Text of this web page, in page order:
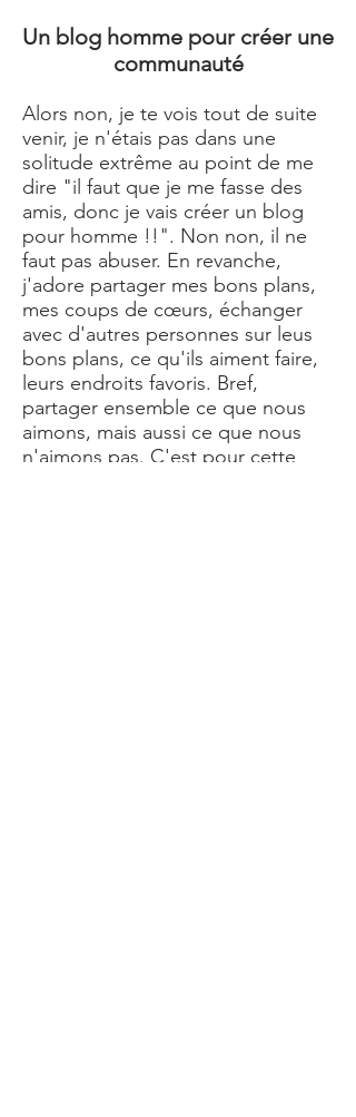
Un blog homme pour créer une
communauté
Alors non, je te vois tout de suite
venir, je n'étais pas dans une
solitude extrême au point de me
dire "il faut que je me fasse des
amis, donc je vais créer un blog
pour homme !!". Non non, il ne
faut pas abuser. En revanche,
j'adore partager mes bons plans,
mes coups de cœurs, échanger
avec d'autres personnes sur leus
bons plans, ce qu'ils aiment faire,
leurs endroits favoris. Bref,
partager ensemble ce que nous
aimons, mais aussi ce que nous
n'aimons pas. C'est pour cette